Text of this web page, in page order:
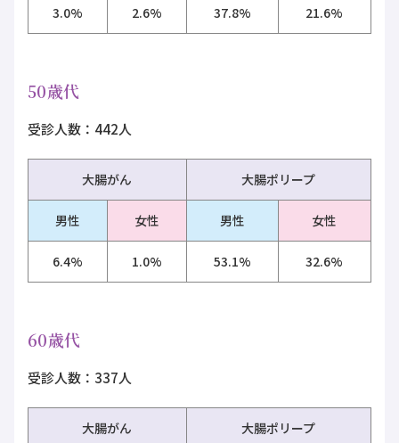
3.0% 2.6% 37.8% 21.6%
50歳代
受診人数：442人
大腸がん 大腸ポリープ
男性 女性 男性 女性
6.4% 1.0% 53.1% 32.6%
60歳代
受診人数：337人
大腸がん 大腸ポリープ